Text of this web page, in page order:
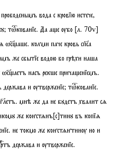
вода с кровїю истече,
тѡкованїе. Да ае ѹбо[л.70v]
колми паче кровь спса
же сбытїе водою бо грѣхи наша
насъ рекше причаенїемъ.
держава и ѹтверженїе;тѡкованїе.
мнѣ же да не бꙋдетъ хвалит сѧ
же констѧнъ[с]тинꙋ въ копїѧ
не токмо же констѧнтинѹ но и
держава и ѹтверженїе.